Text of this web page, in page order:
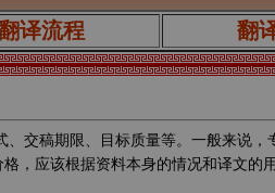
译流程 翻
交稿期限、目标质量等。一般来说
，应该根据资料本身的情况和译文